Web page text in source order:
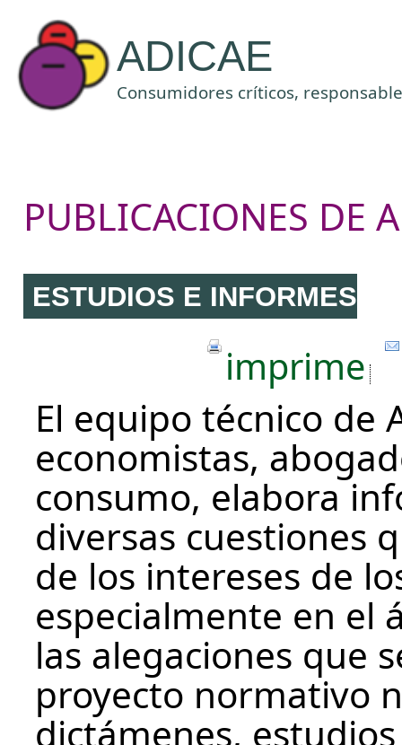
ADICAE
Consumidores críticos,
PUBLICACIONES DE
ESTUDIOS E INFORMES
imprime
El equipo técnico de
economistas,
consumo, elabora
diversas cuestiones
de los intereses de
especialmente en el
las alegaciones que
proyecto normativo
dictámenes,